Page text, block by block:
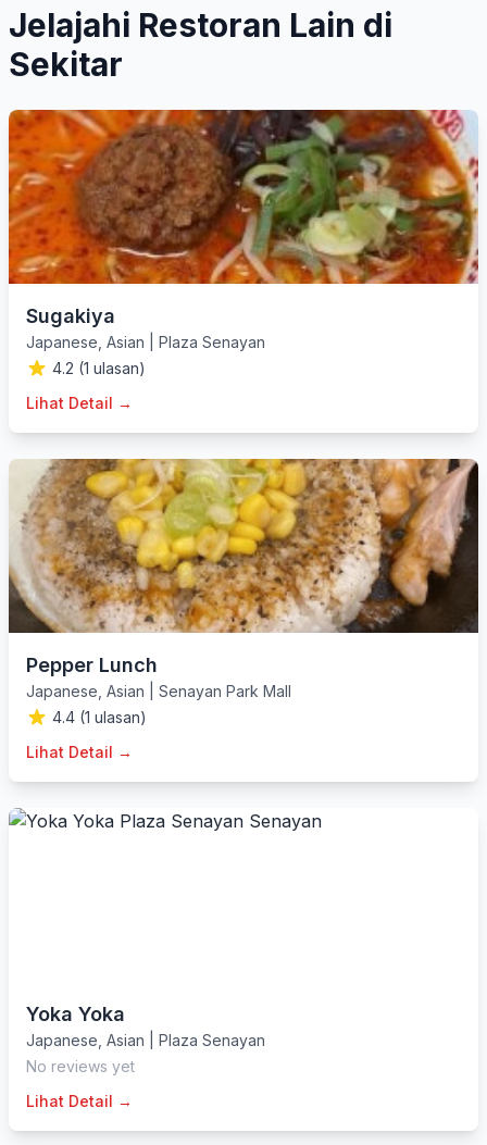
Jelajahi Restoran Lain di
Sekitar
Sugakiya
Japanese Asian
Plaza Senayan
4.2 (1 ulasan)
Lihat Detail →
Pepper Lunch
Japanese Asian
Senayan Park Mall
4.4 (1 ulasan)
Lihat Detail →
Yoka Yoka
Japanese Asian
Plaza Senayan
No reviews yet
Lihat Detail →